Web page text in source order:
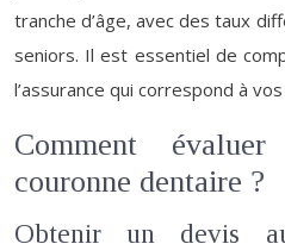
tranche d’âge, avec des taux
seniors. Il est essentiel de
l’assurance qui correspond à
Comment
couronne dentaire ?
Obtenir un devis